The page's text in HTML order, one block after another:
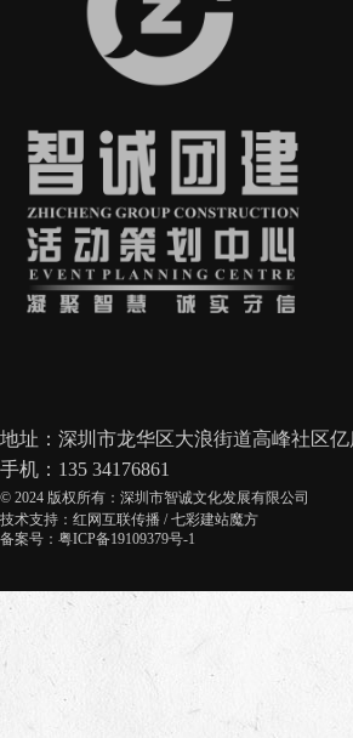
地址：深圳市龙华区大浪街道高峰社区
手机：135 34176861
© 2024 版权所有：深圳市智诚文化发展有限公司
技术支持： 红网互联传播 /七彩建站魔方
备案号：粤ICP备19109379号-1